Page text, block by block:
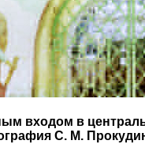
входом в
С. М.